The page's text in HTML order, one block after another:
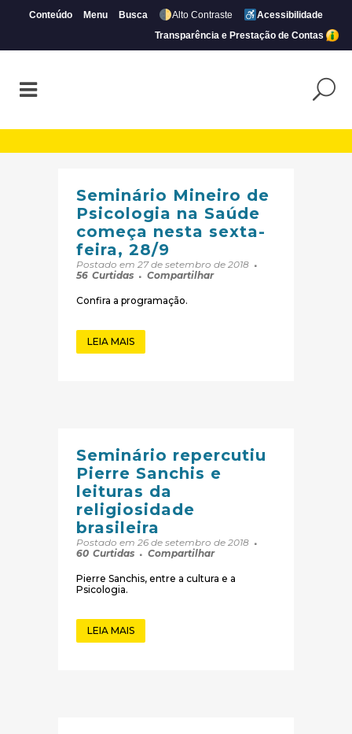
Conteúdo Menu Busca Alto Contraste
Acessibilidade
Transparência e Prestação de Contas
Seminário Mineiro de
Psicologia na Saúde
começa nesta sexta-
feira, 28/9
Postado em 27 de setembro de 2018
56 Curtidas Compartilhar
Confira a programação.
LEIA MAIS
Seminário repercutiu
Pierre Sanchis e
leituras da
religiosidade
brasileira
Postado em 26 de setembro de 2018
60 Curtidas Compartilhar
Pierre Sanchis, entre a cultura e a
Psicologia.
LEIA MAIS